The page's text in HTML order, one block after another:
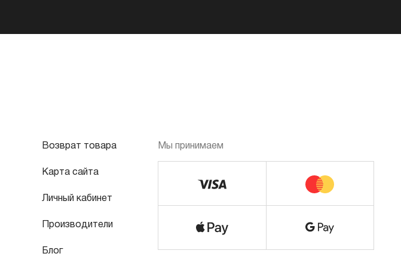
Возврат товара
Карта сайта
Личный кабинет
Производители
Блог
Мы принимаем